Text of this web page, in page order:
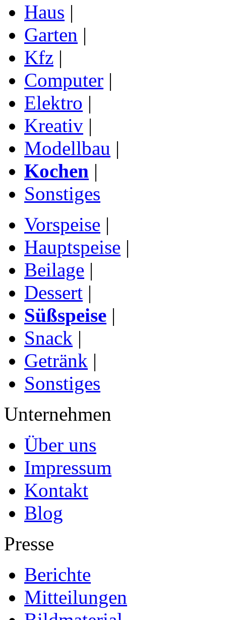
Haus |
Garten |
Kfz |
Computer |
Elektro |
Kreativ |
Modellbau |
Kochen |
Sonstiges
Vorspeise |
Hauptspeise |
Beilage |
Dessert |
Süßspeise |
Snack |
Getränk |
Sonstiges
Unternehmen
Über uns
Impressum
Kontakt
Blog
Presse
Berichte
Mitteilungen